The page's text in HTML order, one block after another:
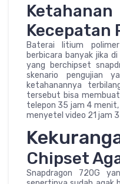
Kecepatan
Baterai litium
berbicara banyak jika
yang berchipset
skenario pengujian
ketahanannya
tersebut bisa
telepon 35 jam 4
menyetel video 21 jam
Chipset
Snapdragon 720G